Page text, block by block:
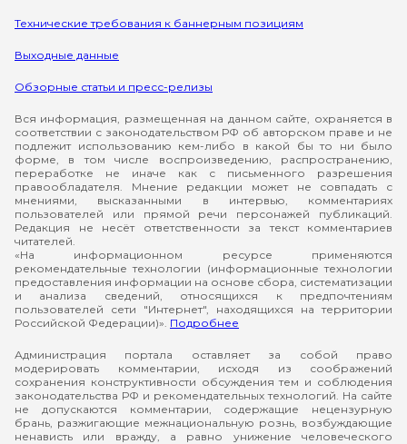
Технические требования к баннерным позициям
Выходные данные
Обзорные статьи и пресс-релизы
Вся информация, размещенная на данном сайте, охраняется в
соответствии с законодательством РФ об авторском праве и не
подлежит использованию кем-либо в какой бы то ни было
форме, в том числе воспроизведению, распространению,
переработке не иначе как с письменного разрешения
правообладателя. Мнение редакции может не совпадать с
мнениями, высказанными в интервью, комментариях
пользователей или прямой речи персонажей публикаций.
Редакция не несёт ответственности за текст комментариев
читателей.
«На информационном ресурсе применяются
рекомендательные технологии (информационные технологии
предоставления информации на основе сбора, систематизации
и анализа сведений, относящихся к предпочтениям
пользователей сети "Интернет", находящихся на территории
Российской Федерации)». Подробнее
Администрация портала оставляет за собой право
модерировать комментарии, исходя из соображений
сохранения конструктивности обсуждения тем и соблюдения
законодательства РФ и рекомендательных технологий. На сайте
не допускаются комментарии, содержащие нецензурную
брань, разжигающие межнациональную рознь, возбуждающие
ненависть или вражду, а равно унижение человеческого